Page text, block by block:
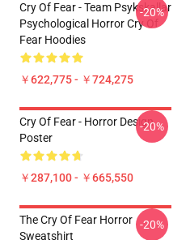
Cry Of Fear - Team Psykskallar
Psychological Horror Cry Of
Fear Hoodies
￥622,775 - ￥724,275
-20%
Cry Of Fear - Horror Design
Poster
￥287,100 - ￥665,550
-20%
The Cry Of Fear Horror
Sweatshirt
-20%